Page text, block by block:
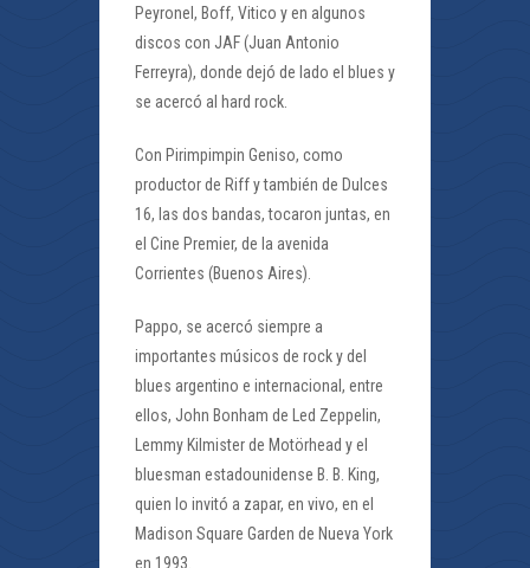
Peyronel, Boff, Vitico y en algunos
discos con JAF (Juan Antonio
Ferreyra), donde dejó de lado el blues y
se acercó al hard rock.
Con Pirimpimpin Geniso, como
productor de Riff y también de Dulces
16, las dos bandas, tocaron juntas, en
el Cine Premier, de la avenida
Corrientes (Buenos Aires).
Pappo, se acercó siempre a
importantes músicos de rock y del
blues argentino e internacional, entre
ellos, John Bonham de Led Zeppelin,
Lemmy Kilmister de Motörhead y el
bluesman estadounidense B. B. King,
quien lo invitó a zapar, en vivo, en el
Madison Square Garden de Nueva York
en 1993.